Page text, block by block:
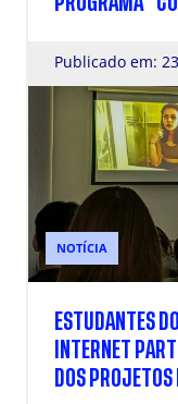
Publicado em:
NOTÍCIA
ESTUDANTES
INTERNET
DOS